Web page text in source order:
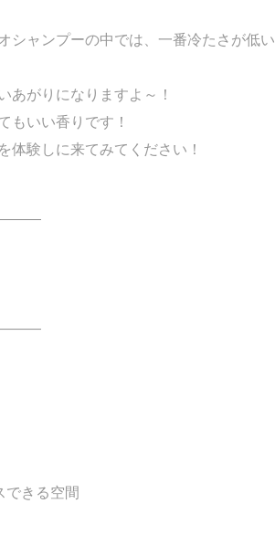
シャンプーの中では、一番冷たさが低い
あがりになりますよ～！
もいい香りです！
体験しに来てみてください！
できる空間